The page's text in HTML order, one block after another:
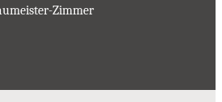
Zimmer